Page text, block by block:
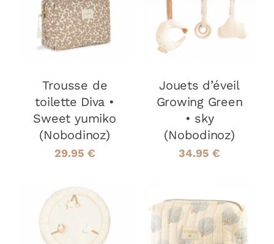
AJOUTER AU
PANIER
/
DÉTAILS
Trousse de
toilette Diva •
Sweet yumiko
(Nobodinoz)
29.95 €
AJOUTER AU
PANIER
DÉTAILS
Jouets d’éveil
Growing Green
• sky
(Nobodinoz)
34.95 €
AJOUTER AU
PANIER
AJOUTER AU
PANIER
/